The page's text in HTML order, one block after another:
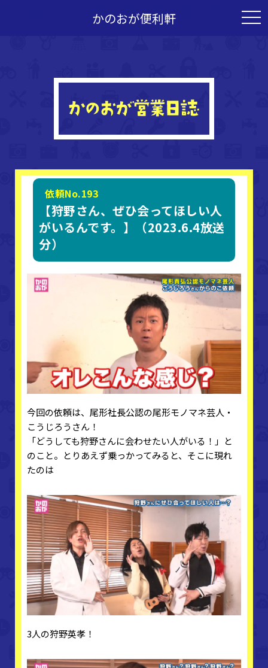
かのおが便利軒
依頼No.193
【狩野さん、ぜひ会ってほしい人
がいるんです。】（2023.6.4放送
分）
今回の依頼は、尾形社長公認の尾形モノマネ芸人・
こうじろうさん！
「どうしても狩野さんに会わせたい人がいる！」と
のこと。とりあえず乗っかってみると、そこに現れ
たのは
3人の狩野英孝！